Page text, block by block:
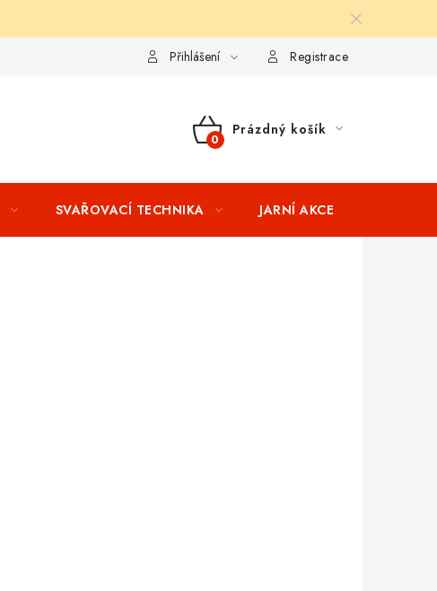
Splátkový prodej Tabulka velikostí oblečení
Přihlášení Registrace
NÁKUPNÍ
Prázdný košík
SVAŘOVACÍ TECHNIKA JARNÍ AKCE